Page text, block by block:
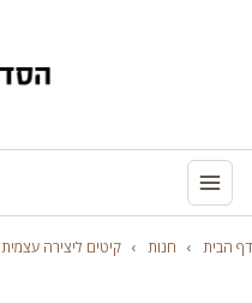
דף הבית › חנות › קיטים ליצירה עצמית